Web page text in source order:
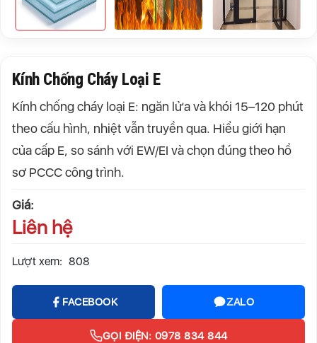
Kính Chống Cháy Loại E
Kính chống cháy loại E: ngăn lửa và khói 15–120 phút
theo cấu hình, nhiệt vẫn truyền qua. Hiểu giới hạn
của cấp E, so sánh với EW/EI và chọn đúng theo hồ
sơ PCCC công trình.
Giá:
Liên hệ
Lượt xem: 808
FACEBOOK ZALO
GỌI ĐIỆN: 0978 834 844